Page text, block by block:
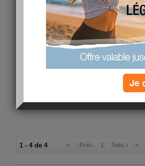
la nutritionniste n'a rien dit (vous savez vous
perdu ça sera plus difficile maintenant )et
bon c'est pas grave je continue mon petit
bon courage , mais on se surveille
1 - 4 de 4 « ‹ Préc. 1 Suiv. › »
Je